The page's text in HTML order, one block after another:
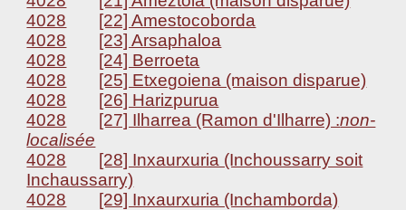
4028
[22] Amestocoborda
4028
[23] Arsaphaloa
4028
[24] Berroeta
4028
[25] Etxegoiena (maison disparue)
4028
[26] Harizpurua
4028
[27] Ilharrea (Ramon d'Ilharre) :non-
localisée
4028
[28] Inxaurxuria (Inchoussarry soit
Inchaussarry)
4028
[29] Inxaurxuria (Inchamborda)